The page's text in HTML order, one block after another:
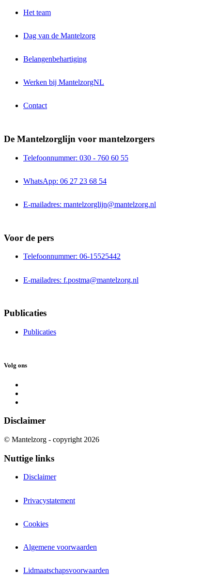
Het team
Dag van de Mantelzorg
Belangenbehartiging
Werken bij MantelzorgNL
Contact
De Mantelzorglijn voor mantelzorgers
Telefoonnummer: 030 - 760 60 55
WhatsApp: 06 27 23 68 54
E-mailadres: mantelzorglijn@mantelzorg.nl
Voor de pers
Telefoonnummer: 06-15525442
E-mailadres: f.postma@mantelzorg.nl
Publicaties
Publicaties
Volg ons
Disclaimer
© Mantelzorg - copyright 2026
Nuttige links
Disclaimer
Privacystatement
Cookies
Algemene voorwaarden
Lidmaatschapsvoorwaarden